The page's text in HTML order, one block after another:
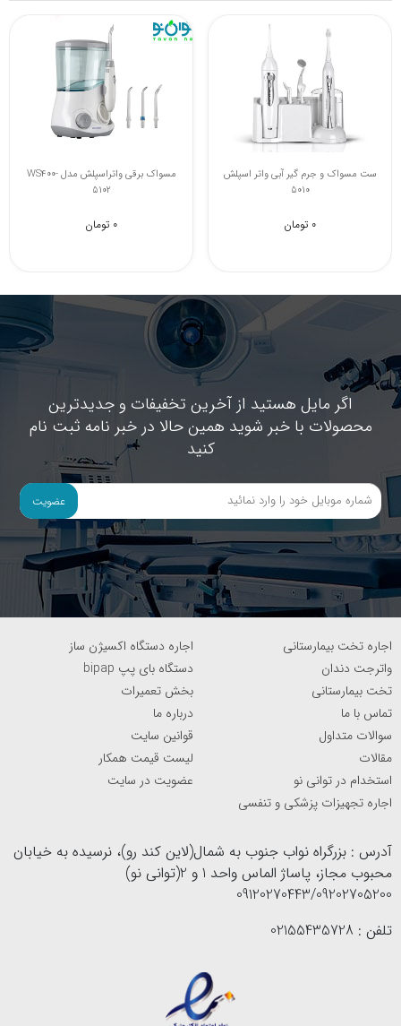
مسواک برقی واتراسپلش مدل WS400-
5102
0 تومان
ست مسواک و جرم گیر آبی واتر اسپلش
5010
0 تومان
اگر مایل هستید از آخرین تخفیفات و جدیدترین
محصولات با خبر شوید همین حالا در خبر نامه ثبت نام
کنید
عضویت
اجاره تخت بیمارستانی
اجاره دستگاه اکسیژن ساز
واترجت دندان
دستگاه بای پپ bipap
تخت بیمارستانی
بخش تعمیرات
تماس با ما
درباره ما
سوالات متداول
قوانین سایت
مقالات
لیست قیمت همکار
استخدام در توانی نو
عضویت در سایت
اجاره تجهیزات پزشکی و تنفسی
آدرس : بزرگراه نواب جنوب به شمال(لاین کند رو)، نرسیده به خیابان
محبوب مجاز، پاساژ الماس واحد 1 و 2(توانی نو)
09120270443/09202705200
تلفن : 02155435728